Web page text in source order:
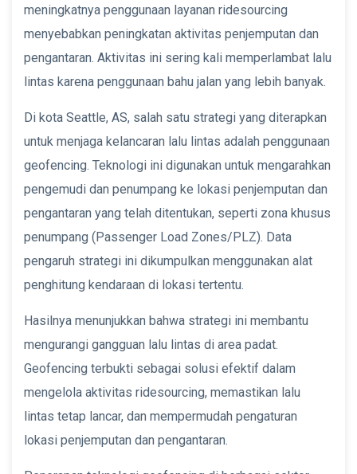
meningkatnya penggunaan layanan ridesourcing
menyebabkan peningkatan aktivitas penjemputan dan
pengantaran. Aktivitas ini sering kali memperlambat lalu
lintas karena penggunaan bahu jalan yang lebih banyak.
Di kota Seattle, AS, salah satu strategi yang diterapkan
untuk menjaga kelancaran lalu lintas adalah penggunaan
geofencing. Teknologi ini digunakan untuk mengarahkan
pengemudi dan penumpang ke lokasi penjemputan dan
pengantaran yang telah ditentukan, seperti zona khusus
penumpang (Passenger Load Zones/PLZ). Data
pengaruh strategi ini dikumpulkan menggunakan alat
penghitung kendaraan di lokasi tertentu.
Hasilnya menunjukkan bahwa strategi ini membantu
mengurangi gangguan lalu lintas di area padat.
Geofencing terbukti sebagai solusi efektif dalam
mengelola aktivitas ridesourcing, memastikan lalu
lintas tetap lancar, dan mempermudah pengaturan
lokasi penjemputan dan pengantaran.